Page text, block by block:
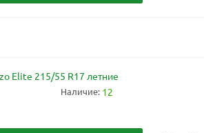
Elite 215/55 R17 летние
Наличие: 12